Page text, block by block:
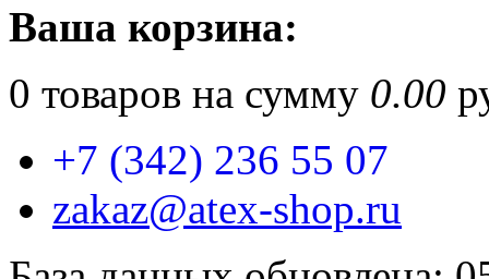
Ваша корзина:
0 товаров на сумму 0.00
+7 (342) 236 55 07
zakaz@atex-shop.ru